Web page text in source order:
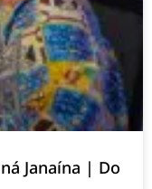
Janaína | Do